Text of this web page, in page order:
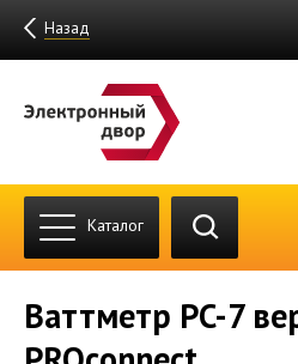
Назад
Каталог
Ваттметр PC-7